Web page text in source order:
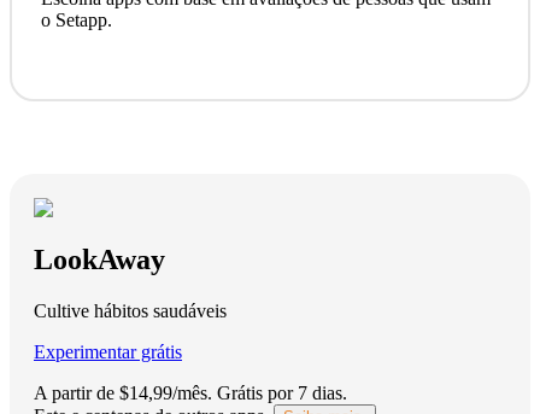
o Setapp.
LookAway
Cultive hábitos saudáveis
Experimentar grátis
A partir de $14,99/mês. Grátis por 7 dias.